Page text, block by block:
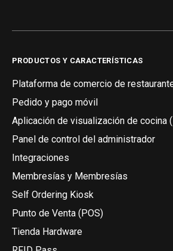
PRODUCTOS Y CARACTERÍSTICAS
Plataforma de comercio de
Pedido y pago móvil
Aplicación de visualización de cocina
Panel de control del administrador
Integraciones
Membresías y Membresías
Self Ordering Kiosk
Punto de Venta (POS)
Tienda Hardware